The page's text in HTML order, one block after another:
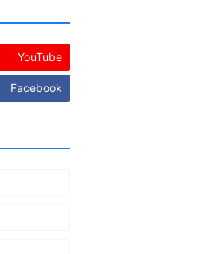
YouTube
Facebook